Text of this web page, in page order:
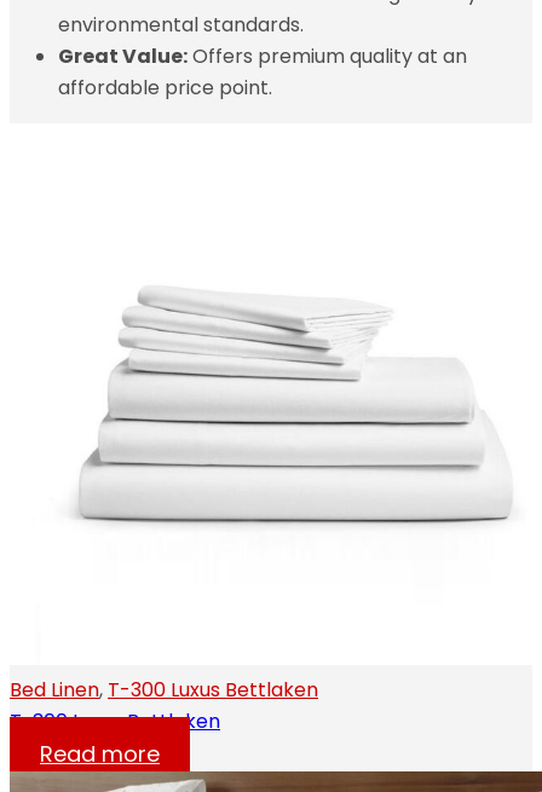
environmental standards.
Great Value:Offers premium quality at an
affordable price point.
Bed Linen, T-300 Luxus Bettlaken
T-300 Luxus Bettlaken
Read more